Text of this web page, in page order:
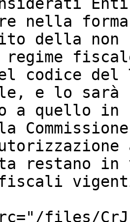
nella
della non
regime
codice del
e lo sarà
a quello
restano
files/